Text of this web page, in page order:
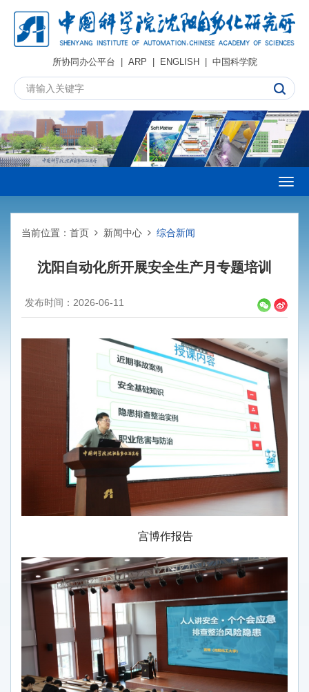
所协同办公平台 | ARP | ENGLISH| 中国科学院
当前位置： 首页 新闻中心 综合新闻
沈阳自动化所开展安全生产月专题培训
发布时间：2026-06-11
宫博作报告